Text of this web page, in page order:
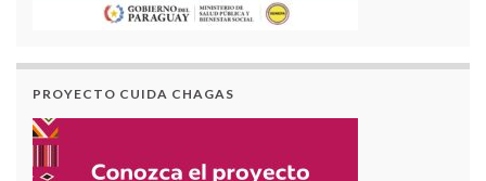
PROYECTO CUIDA CHAGAS